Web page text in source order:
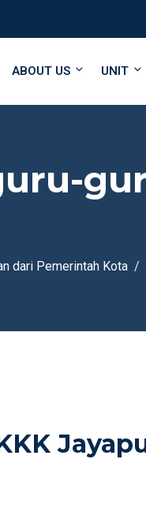
ABOUT US UNIT
dari Pemerintah Kota